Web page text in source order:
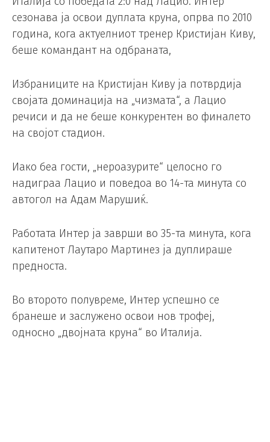
сезонава ја освои дуплата круна, опрва по 2010
година, кога актуелниот тренер Кристијан Киву,
беше командант на одбраната,
Избраниците на Кристијан Киву ја потврдија
својата доминација на „чизмата“, а Лацио
речиси и да не беше конкурентен во финалето
на својот стадион.
Иако беа гости, „нероазурите“ целосно го
надиграа Лацио и поведоа во 14-та минута со
автогол на Адам Марушиќ.
Работата Интер ја заврши во 35-та минута, кога
капитенот Лаутаро Мартинез ја дуплираше
предноста.
Во второто полувреме, Интер успешно се
бранеше и заслужено освои нов трофеј,
односно „двојната круна“ во Италија.